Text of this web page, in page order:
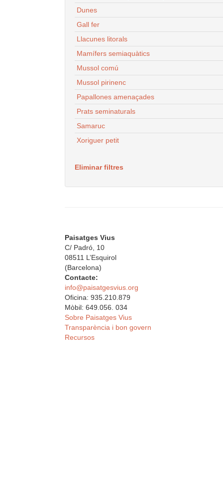
Dunes
Gall fer
Llacunes litorals
Mamífers semiaquàtics
Mussol comú
Mussol pirinenc
Papallones amenaçades
Prats seminaturals
Samaruc
Xoriguer petit
Eliminar filtres
Paisatges Vius
C/ Padró, 10
08511 L’Esquirol
(Barcelona)
Contacte:
info@paisatgesvius.org
Oficina: 935.210.879
Mòbil: 649.056. 034
Sobre Paisatges Vius
Transparència i bon govern
Recursos